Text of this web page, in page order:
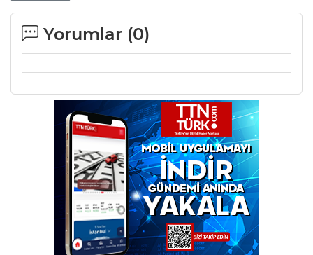
Yorumlar (0)